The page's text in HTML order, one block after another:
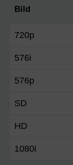
Bild
720p
576i
576p
SD
HD
1080i